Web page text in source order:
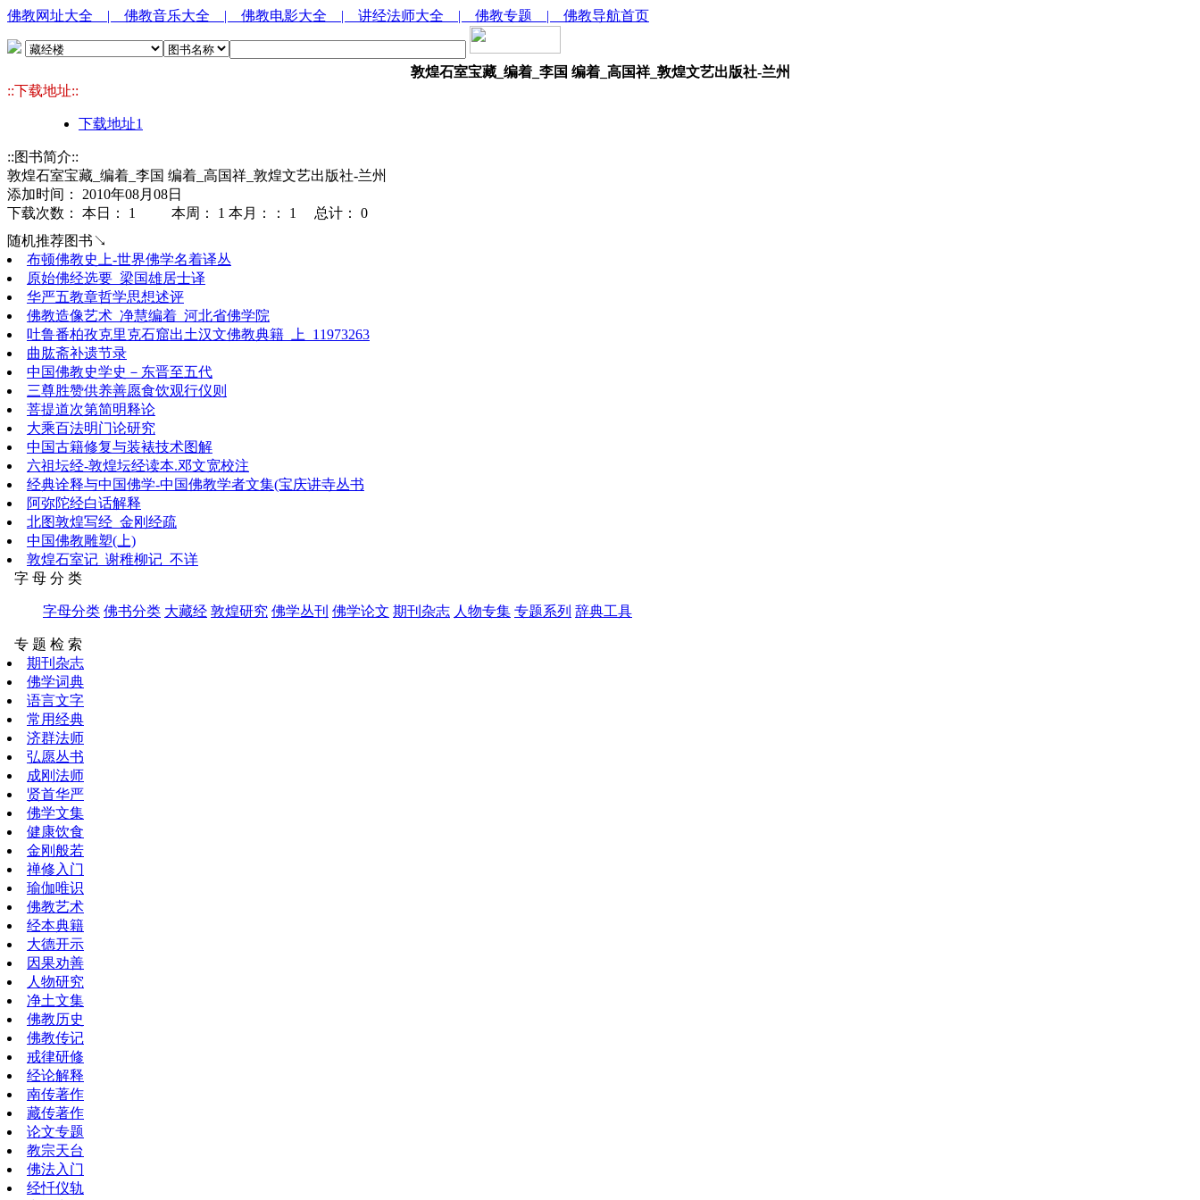
佛教网址大全 | 佛教音乐大全 | 佛教电影大全 | 讲经法师大全 | 佛教专题 | 佛教导航首页
敦煌石室宝藏_编着_李国 编着_高国祥_敦煌文艺出版社-兰州
::下载地址::
下载地址1
::图书简介::
敦煌石室宝藏_编着_李国 编着_高国祥_敦煌文艺出版社-兰州
添加时间： 2010年08月08日
下载次数： 本日： 1 本周： 1 本月：： 1 总计： 0
随机推荐图书↘
布顿佛教史上-世界佛学名着译丛
原始佛经选要_梁国雄居士译
华严五教章哲学思想述评
佛教造像艺术_净慧编着_河北省佛学院
吐鲁番柏孜克里克石窟出土汉文佛教典籍_上_11973263
曲肱斋补遗节录
中国佛教史学史－东晋至五代
三尊胜赞供养善愿食饮观行仪则
菩提道次第简明释论
大乘百法明门论研究
中国古籍修复与装裱技术图解
六祖坛经-敦煌坛经读本.邓文宽校注
经典诠释与中国佛学-中国佛教学者文集(宝庆讲寺丛书
阿弥陀经白话解释
北图敦煌写经_金刚经疏
中国佛教雕塑(上)
敦煌石室记_谢稚柳记_不详
字 母 分 类
字母分类 佛书分类 大藏经 敦煌研究 佛学丛刊 佛学论文 期刊杂志 人物专集 专题系列 辞典工具
专 题 检 索
期刊杂志
佛学词典
语言文字
常用经典
济群法师
弘愿丛书
成刚法师
贤首华严
佛学文集
健康饮食
金刚般若
禅修入门
瑜伽唯识
佛教艺术
经本典籍
大德开示
因果劝善
人物研究
净土文集
佛教历史
佛教传记
戒律研修
经论解释
南传著作
藏传著作
论文专题
教宗天台
佛法入门
经忏仪轨